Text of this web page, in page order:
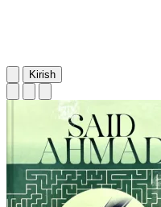
Kirish